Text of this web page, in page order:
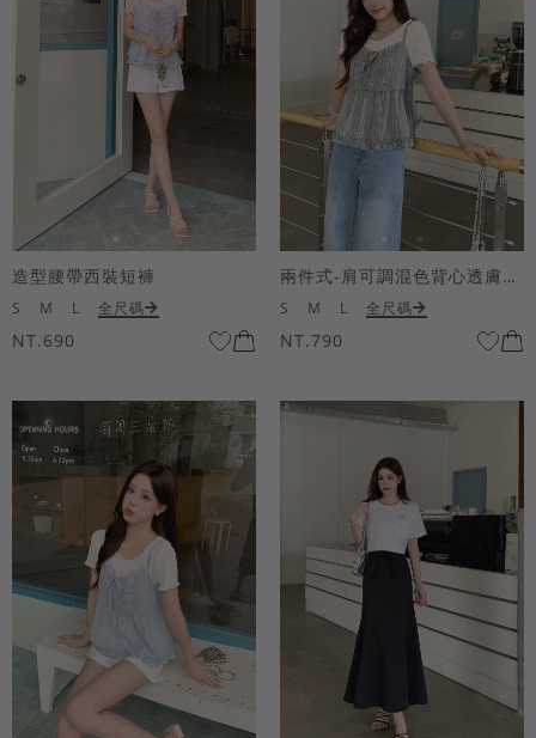
造型腰帶西裝短褲
S M L 全尺碼
NT.690
兩件式-肩可調混色背心透膚上衣套組
S M L 全尺碼
NT.790